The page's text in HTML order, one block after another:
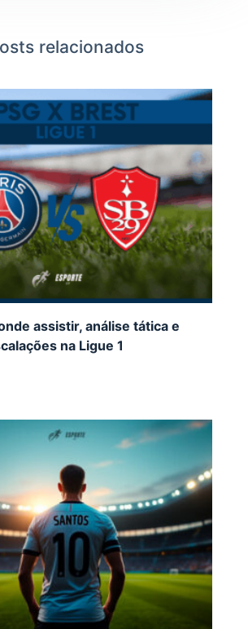
relacionados
assistir, análise tática e
na Ligue 1